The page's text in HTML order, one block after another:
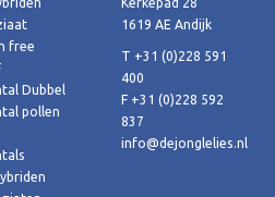
free
Dubbel
pollen
Kerkepad 28
1619 AE Andijk
T +31 (0)228 591
400
F +31 (0)228 592
837
info@dejonglelies.nl